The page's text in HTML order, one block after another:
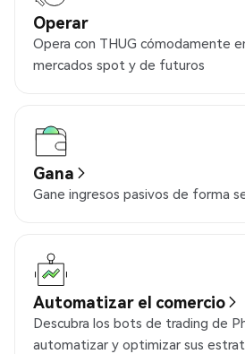
Operar
Opera con THUG cómodamente
mercados spot y de futuros
Gana
Gane ingresos pasivos de forma
Automatizar el comercio
Descubra los bots de trading de
automatizar y optimizar sus